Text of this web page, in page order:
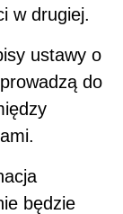
w drugiej.
ustawy o
do
będzie